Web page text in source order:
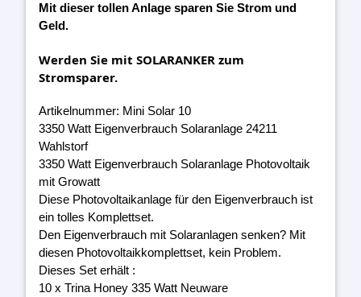
Mit dieser tollen Anlage sparen Sie Strom und
Geld.
Werden Sie mit SOLARANKER zum
Stromsparer.
Artikelnummer: Mini Solar 10
3350 Watt Eigenverbrauch Solaranlage 24211
Wahlstorf
3350 Watt Eigenverbrauch Solaranlage Photovoltaik
mit Growatt
Diese Photovoltaikanlage für den Eigenverbrauch ist
ein tolles Komplettset.
Den Eigenverbrauch mit Solaranlagen senken? Mit
diesen Photovoltaikkomplettset, kein Problem.
Dieses Set erhält :
10 x Trina Honey 335 Watt Neuware